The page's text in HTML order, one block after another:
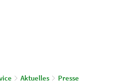
Aktuelles
Presse